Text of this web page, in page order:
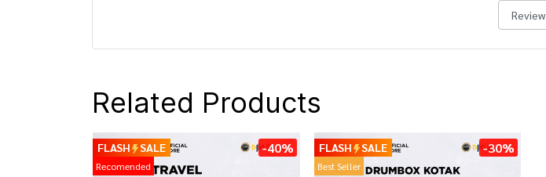
Review
Related Products
FLASH SALE
Recomended
-40% FLASH SALE
Best Seller
-30%